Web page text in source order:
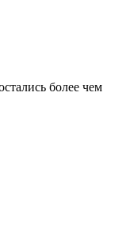
более чем